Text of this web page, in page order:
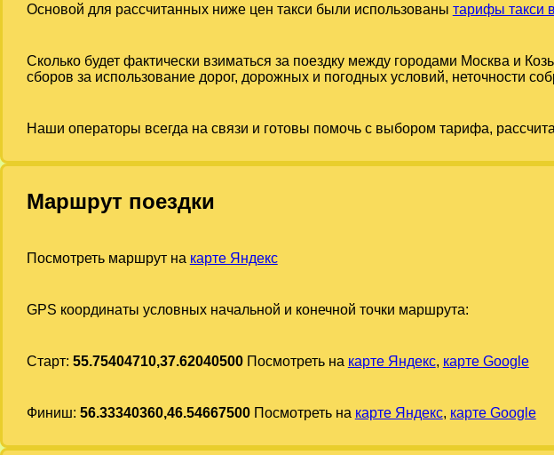
Основой для рассчитанных ниже цен такси были использованы тарифы такси
Сколько будет фактически взиматься за поездку между городами Москва и
сборов за использование дорог, дорожных и погодных условий, неточности
Наши операторы всегда на связи и готовы помочь с выбором тарифа,
Маршрут поездки
Посмотреть маршрут на карте Яндекс
GPS координаты условных начальной и конечной точки маршрута:
Старт: 55.75404710,37.62040500Посмотреть на карте Яндекс, карте Google
Финиш: 56.33340360,46.54667500Посмотреть на карте Яндекс, карте Google